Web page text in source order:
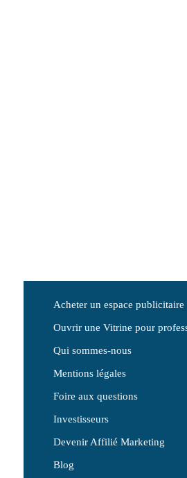
Acheter un espace publicitaire
Ouvrir une Vitrine pour
Qui sommes-nous
Mentions légales
Foire aux questions
Investisseurs
Devenir Affilié Marketing
Blog